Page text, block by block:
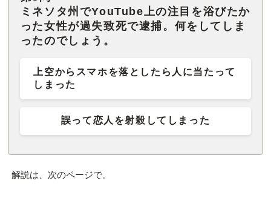
ミネソタ州でYouTube上の注目を浴びたか
った女性が過失致死で逮捕。何をしてしま
ったのでしょう。
上空からスマホを落としたら人に当たって
しまった
誤って恋人を射殺してしまった
解説は、次のページで。